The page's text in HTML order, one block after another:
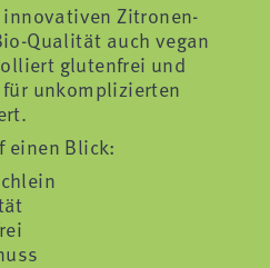
Zitronen-
Qualität auch vegan
glutenfrei und
unkomplizierten
einen Blick: